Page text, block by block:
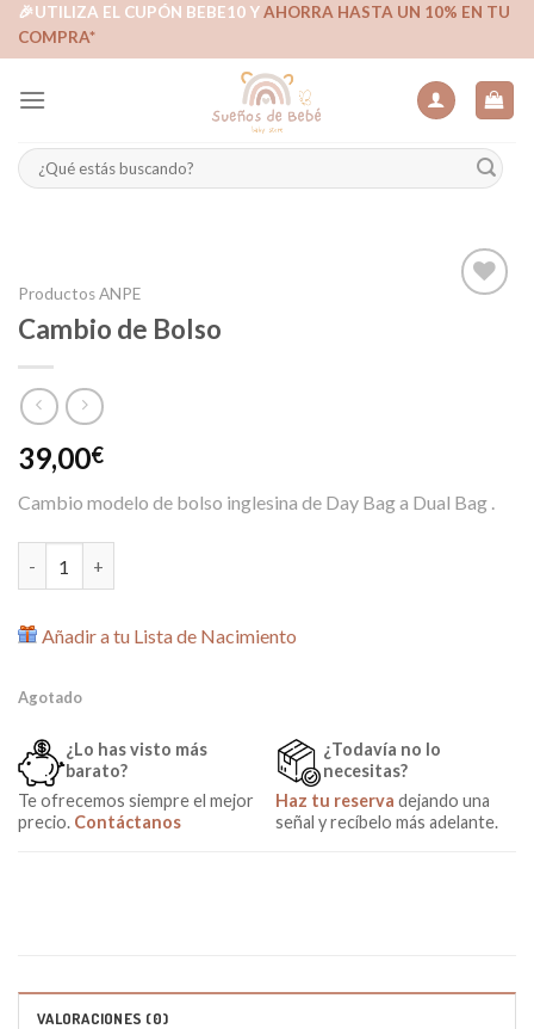
Skip🎉UTILIZA EL CUPÓN BEBE10 YAHORRA HASTA UN 10% EN TU
COMPRA*
Buscar
por:
Productos ANPE
Cambio de Bolso
39,00€
Cambio modelo de bolso inglesina de Day Bag a Dual Bag .
Añadir a tu Lista de Nacimiento
Agotado
¿Lo has visto más
barato?
Te ofrecemos siempre el mejor
precio. Contáctanos
¿Todavía no lo
necesitas?
Haz tu reserva dejando una
señal y recíbelo más adelante.
VALORACIONES (0)